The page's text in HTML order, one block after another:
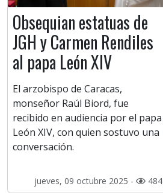
Obsequian estatuas de
JGH y Carmen Rendiles
al papa León XIV
El arzobispo de Caracas,
monseñor Raúl Biord, fue
recibido en audiencia por el papa
León XIV, con quien sostuvo una
conversación.
jueves, 09 octubre 2025 - 484